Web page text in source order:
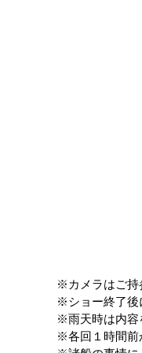
※カメラはご持
※ショー終了後
※雨天時は内容
※各回１時間前